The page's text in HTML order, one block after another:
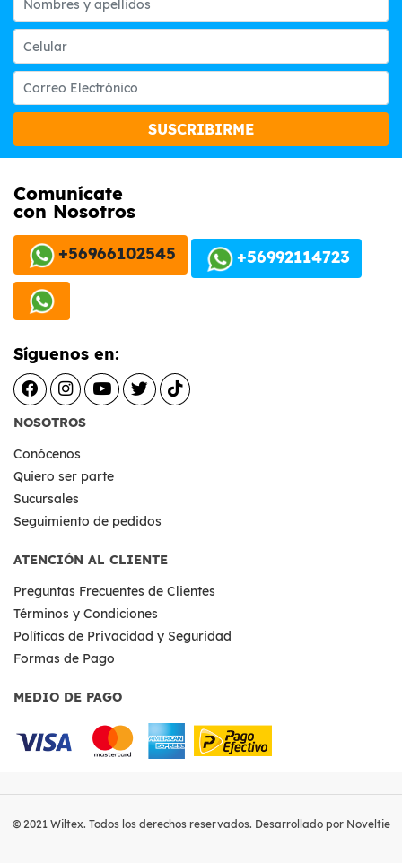
SUSCRIBIRME
Comunícate
con Nosotros
+56966102545 +56992114723
Síguenos en:
NOSOTROS
Conócenos
Quiero ser parte
Sucursales
Seguimiento de pedidos
ATENCIÓN AL CLIENTE
Preguntas Frecuentes de Clientes
Términos y Condiciones
Políticas de Privacidad y Seguridad
Formas de Pago
MEDIO DE PAGO
© 2021 Wiltex. Todos los derechos reservados. Desarrollado por Noveltie